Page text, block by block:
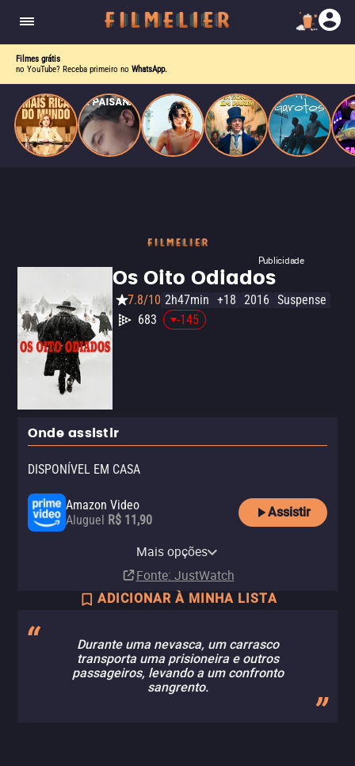
Filmes grátis
no YouTube? Receba primeiro no WhatsApp.
Publicidade
Os Oito Odiados
7.8/10 2h47min +18 2016 Suspense
683
-145
Onde assistir
DISPONÍVEL EM CASA
Amazon Video
Aluguel R$ 11,90
Assistir
R$ 11,90
R$ 6,90Mais opções
Fonte: JustWatch
ADICIONAR À MINHA LISTA
Durante uma nevasca, um carrasco
transporta uma prisioneira e outros
passageiros, levando a um confronto
sangrento.
do
Mundo